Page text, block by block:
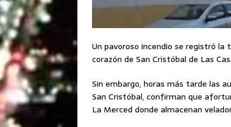
Un pavoroso incendio se registró
corazón de San Cristóbal de Las
Sin embargo, horas más tarde las
San Cristóbal, confirman que
La Merced donde almacenan